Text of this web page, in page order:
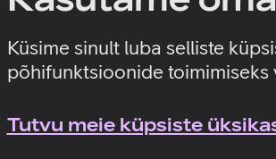
Küsime sinult luba selliste
põhifunktsioonide toimimiseks
Tutvu meie küpsiste